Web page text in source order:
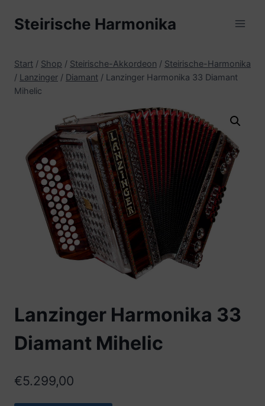
InhaltSteirische Harmonika
Start / Shop / Steirische-Akkordeon / Steirische-Harmonika
/ Lanzinger / Diamant / Lanzinger Harmonika 33 Diamant
Mihelic
Lanzinger Harmonika 33
Diamant Mihelic
€5.299,00